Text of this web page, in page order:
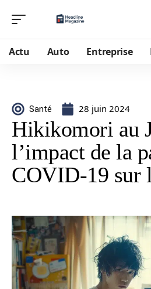
Actu Auto Entreprise
Santé 28 juin 2024
Hikikomori au
l’impact de la
COVID-19 sur